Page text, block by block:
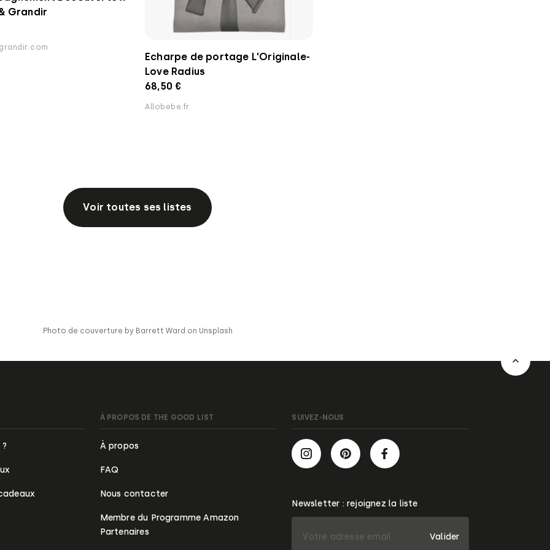
Grandir
Echarpe de portage L'Originale-
Love Radius
68,50 €
Allobebe.fr
Voir toutes ses listes
Photo de couverture by Barrett Ward on Unsplash
À PROPOS DE THE GOOD LIST
À propos
FAQ
Nous contacter
Membre du Programme Amazon
Partenaires
SUIVEZ-NOUS
Newsletter : rejoignez la liste
Valider